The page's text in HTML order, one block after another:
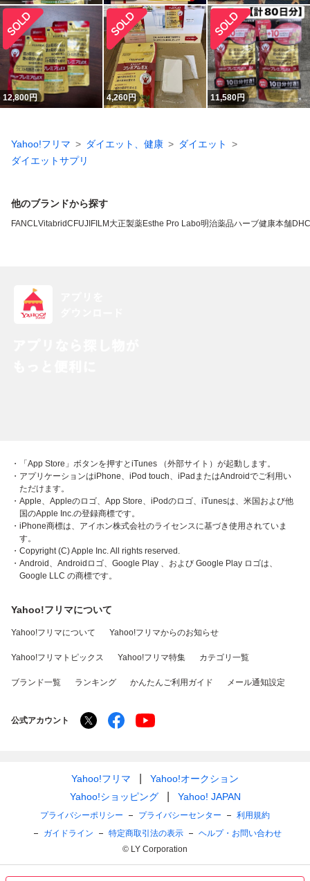
12,800円 4,260円 11,580円
Yahoo!フリマ ダイエット、健康
ダイエット
ダイエットサプリ
他のブランドから探す
FANCLVitabridC FUJIFILM 大正製薬Esthe Pro Labo明治薬品ハーブ健康本舗DHC
・「App Store」ボタンを押すとiTunes （外部サイト）が起動します。
・アプリケーションはiPhone、iPod touch、iPadまたはAndroidでご利用い
ただけます。
・Apple、Appleのロゴ、App Store、iPodのロゴ、iTunesは、米国および他
国のApple Inc.の登録商標です。
・iPhone商標は、アイホン株式会社のライセンスに基づき使用されていま
す。
・Copyright (C) Apple Inc. All rights reserved.
・Android、Androidロゴ、Google Play 、および Google Play ロゴは、
Google LLC の商標です。
Yahoo!フリマについて
Yahoo!フリマについて Yahoo!フリマからのお知らせ
Yahoo!フリマトピックス Yahoo!フリマ特集 カテゴリ一覧
ブランド一覧 ランキング かんたんご利用ガイド メール通知設定
公式アカウント
Yahoo!フリマ
Yahoo!オークション
Yahoo!ショッピング
Yahoo! JAPAN
プライバシーポリシー プライバシーセンター
利用規約
ガイドライン
特定商取引法の表示
ヘルプ・お問い合わせ
© LY Corporation